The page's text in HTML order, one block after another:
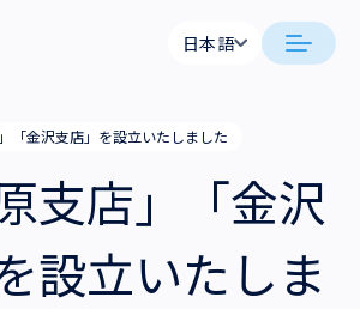
日本語
日本語
「金沢支店」を設立いたしました
支店」「金沢
設立いたしま